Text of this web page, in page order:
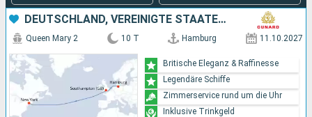
DEUTSCHLAND, VEREINIGTE STAATEN VON AMERIKA
Queen Mary 2 10 T Hamburg 11.10.2027
Britische Eleganz & Raffinesse
Legendäre Schiffe
Zimmerservice rund um die Uhr
Inklusive Trinkgeld